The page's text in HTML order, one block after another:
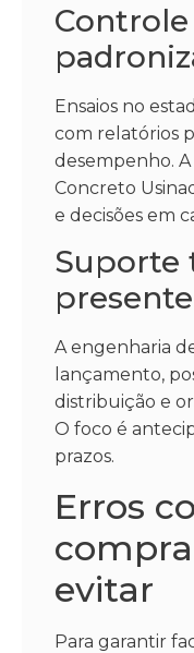
Ensaios no
com relatórios
desempenho.
Concreto
e decisões em
Suporte
presente
A engenharia
lançamento,
distribuição e
O foco é
prazos.
Erros
evitar
Para garantir